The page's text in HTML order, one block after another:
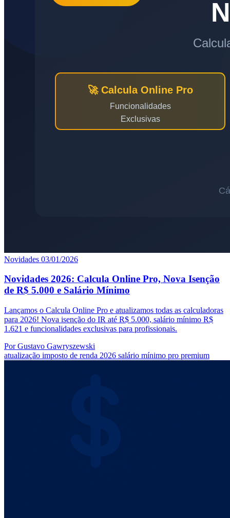
Novidades 03/01/2026
Novidades 2026: Calcula Online Pro, Nova Isenção
de R$ 5.000 e Salário Mínimo
Lançamos o Calcula Online Pro e atualizamos todas as calculadoras
para 2026! Nova isenção do IR até R$ 5.000, salário mínimo R$
1.621 e funcionalidades exclusivas para profissionais.
Por Gustavo Gawryszewski
atualização imposto de renda 2026 salário mínimo pro premium